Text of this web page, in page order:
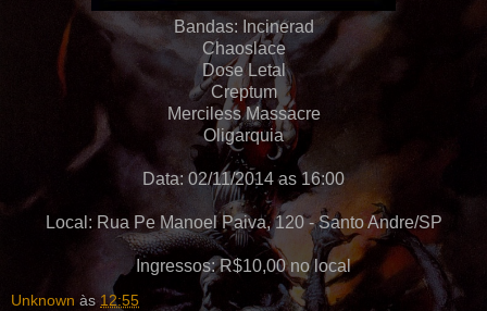
Bandas: Incinerad
Chaoslace
Dose Letal
Creptum
Merciless Massacre
Oligarquia
Data: 02/11/2014 as 16:00
Local: Rua Pe Manoel Paiva, 120 - Santo Andre/SP
Ingressos: R$10,00 no local
Unknown às 12:55